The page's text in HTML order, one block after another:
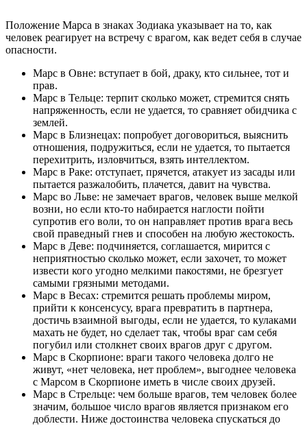
Положение Марса в знаках Зодиака указывает на то, как
человек реагирует на встречу с врагом, как ведет себя в случае
опасности.
Марс в Овне: вступает в бой, драку, кто сильнее, тот и
прав.
Марс в Тельце: терпит сколько может, стремится снять
напряженность, если не удается, то сравняет обидчика с
землей.
Марс в Близнецах: попробует договориться, выяснить
отношения, подружиться, если не удается, то пытается
перехитрить, изловчиться, взять интеллектом.
Марс в Раке: отступает, прячется, атакует из засады или
пытается разжалобить, плачется, давит на чувства.
Марс во Льве: не замечает врагов, человек выше мелкой
возни, но если кто-то набирается наглости пойти
супротив его воли, то он направляет против врага весь
свой праведный гнев и способен на любую жестокость.
Марс в Деве: подчиняется, соглашается, мирится с
неприятностью сколько может, если захочет, то может
извести кого угодно мелкими пакостями, не брезгует
самыми грязными методами.
Марс в Весах: стремится решать проблемы миром,
прийти к консенсусу, врага превратить в партнера,
достичь взаимной выгоды, если не удается, то кулаками
махать не будет, но сделает так, чтобы враг сам себя
погубил или столкнет своих врагов друг с другом.
Марс в Скорпионе: враги такого человека долго не
живут, «нет человека, нет проблем», выгоднее человека
с Марсом в Скорпионе иметь в числе своих друзей.
Марс в Стрельце: чем больше врагов, тем человек более
значим, большое число врагов является признаком его
доблести. Ниже достоинства человека спускаться до